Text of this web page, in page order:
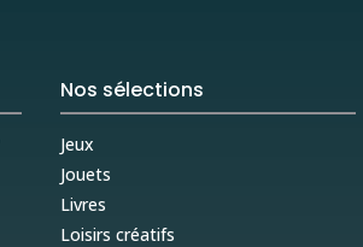
Nos sélections
Jeux
Jouets
Livres
Loisirs créatifs